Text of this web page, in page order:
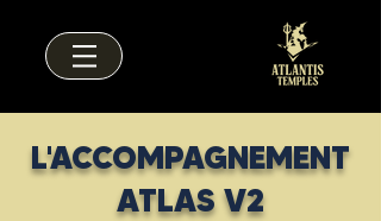
L'ACCOMPAGNEMENT
ATLAS V2